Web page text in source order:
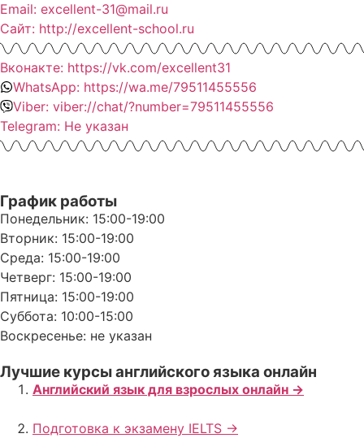
Email: excellent-31@mail.ru
Сайт: http://excellent-school.ru
Вконакте: https://vk.com/excellent31
WhatsApp: https://wa.me/79511455556
Viber: viber://chat/?number=79511455556
Telegram: Не указан
График работы
Понедельник: 15:00-19:00
Вторник: 15:00-19:00
Среда: 15:00-19:00
Четверг: 15:00-19:00
Пятница: 15:00-19:00
Суббота: 10:00-15:00
Воскресенье: не указан
Лучшие курсы английского языка онлайн
Английский язык для взрослых онлайн ->
Подготовка к экзамену IELTS ->